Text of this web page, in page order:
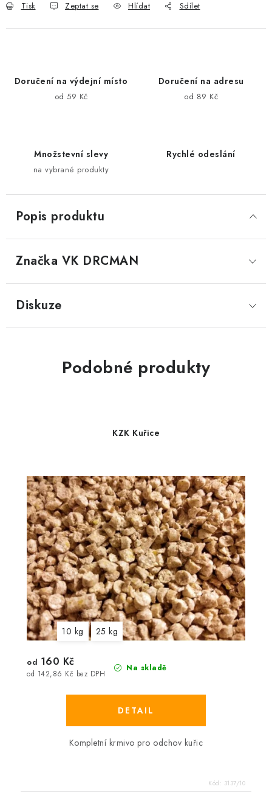
Tisk Zeptat se Hlídat Sdílet
Doručení na výdejní místo
od 59 Kč
Doručení na adresu
od 89 Kč
Množstevní slevy
na vybrané produkty
Rychlé odeslání
Popis produktu
Značka VK DRCMAN
Diskuze
Podobné produkty
KZK Kuřice
10 kg 25 kg
Na skladě
od 142,86 Kč bez DPH
od 160 Kč
Kompletní krmivo pro odchov kuřic
Kód: 3137/10